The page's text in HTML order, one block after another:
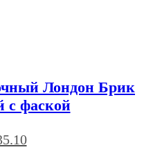
Лондон Брик
с фаской